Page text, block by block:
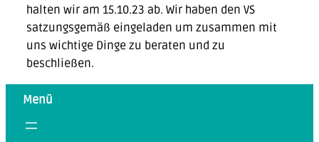
halten wir am 15.10.23 ab. Wir haben den VS
satzungsgemäß eingeladen um zusammen mit
uns wichtige Dinge zu beraten und zu
beschließen.
Menü